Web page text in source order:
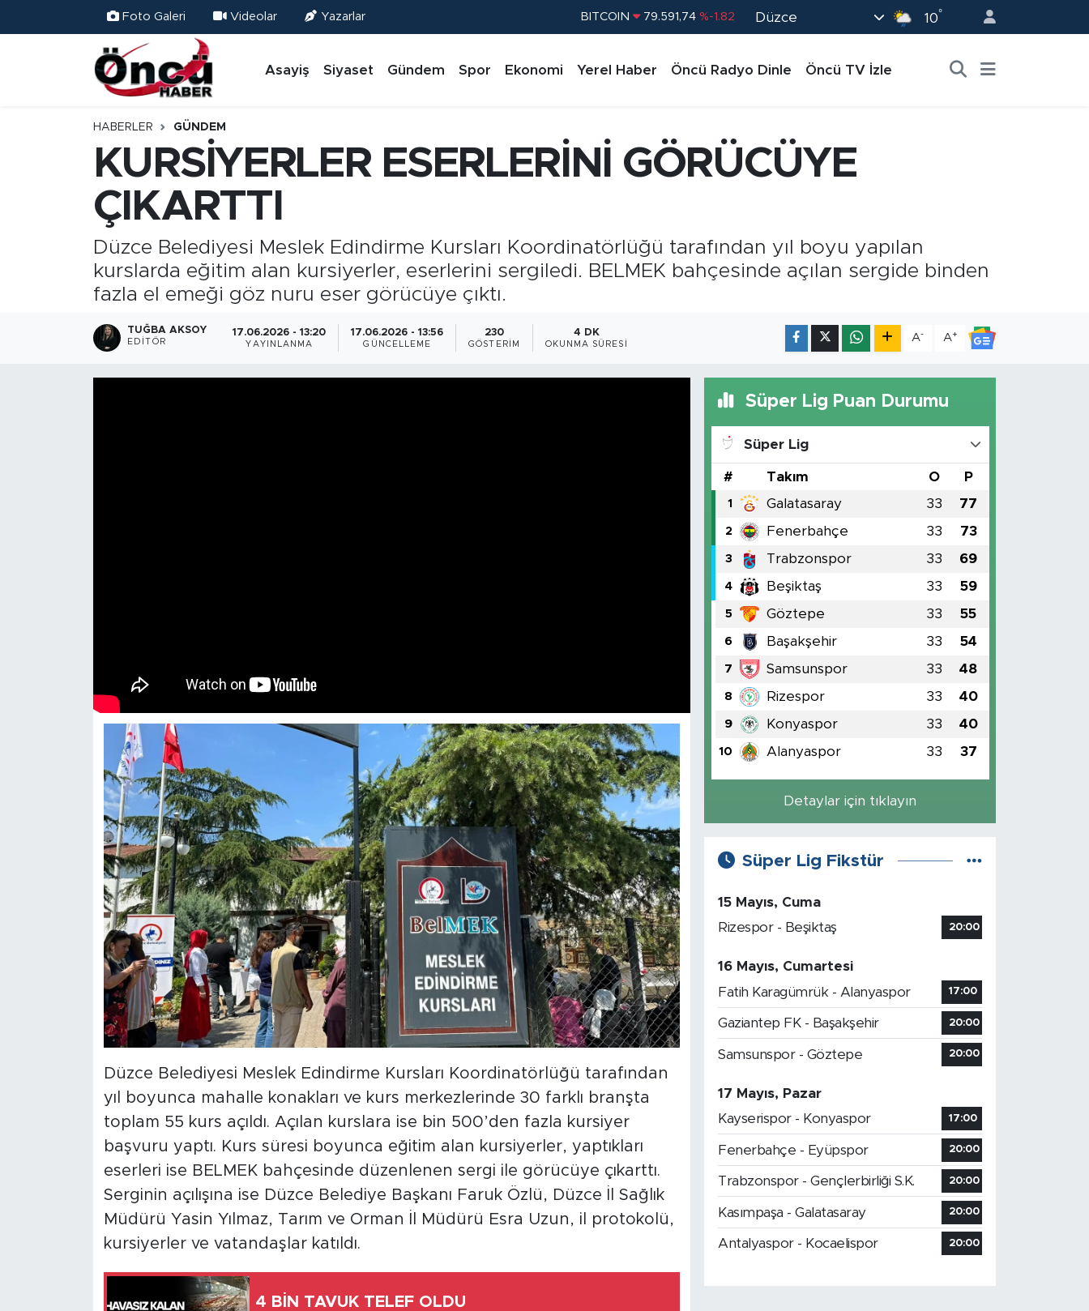
Foto Galeri Videolar Yazarlar DOLAR 45,43620 %0.02
STERLİN 61,60380 %0.18
BITCOIN 79.591,74 %-1.82
Düzce 10°
Asayiş Siyaset Gündem Spor Ekonomi Yerel Haber Öncü Radyo Dinle Öncü TV İzle
HABERLER GÜNDEM
KURSİYERLER ESERLERİNİ GÖRÜCÜYE
ÇIKARTTI
Düzce Belediyesi Meslek Edindirme Kursları Koordinatörlüğü tarafından yıl boyu yapılan
kurslarda eğitim alan kursiyerler, eserlerini sergiledi. BELMEK bahçesinde açılan sergide binden
fazla el emeği göz nuru eser görücüye çıktı.
TUĞBA AKSOY
EDITÖR
17.06.2026 - 13:20
YAYINLANMA
17.06.2026 - 13:56
GÜNCELLEME
230
GÖSTERIM
4 DK
OKUNMA SÜRESI
A- A+
Düzce Belediyesi Meslek Edindirme Kursları Koordinatörlüğü tarafından
yıl boyunca mahalle konakları ve kurs merkezlerinde 30 farklı branşta
toplam 55 kurs açıldı. Açılan kurslara ise bin 500’den fazla kursiyer
başvuru yaptı. Kurs süresi boyunca eğitim alan kursiyerler, yaptıkları
eserleri ise BELMEK bahçesinde düzenlenen sergi ile görücüye çıkarttı.
Serginin açılışına ise Düzce Belediye Başkanı Faruk Özlü, Düzce İl Sağlık
Müdürü Yasin Yılmaz, Tarım ve Orman İl Müdürü Esra Uzun, il protokolü,
kursiyerler ve vatandaşlar katıldı.
4 BİN TAVUK TELEF OLDU
Süper Lig Puan Durumu
Süper Lig
# Takım O P
1 Galatasaray 33 77
2 Fenerbahçe 33 73
3 Trabzonspor 33 69
4 Beşiktaş 33 59
5 Göztepe 33 55
6 Başakşehir 33 54
7 Samsunspor 33 48
8 Rizespor 33 40
9 Konyaspor 33 40
10 Alanyaspor 33 37
Detaylar için tıklayın
Süper Lig Fikstür
15 Mayıs, Cuma
Rizespor - Beşiktaş
20:00
16 Mayıs, Cumartesi
Fatih Karagümrük - Alanyaspor
17:00
Gaziantep FK - Başakşehir 20:00
Samsunspor - Göztepe 20:00
17 Mayıs, Pazar
Kayserispor - Konyaspor
17:00
Fenerbahçe - Eyüpspor 20:00
Trabzonspor - Gençlerbirliği S.K. 20:00
Kasımpaşa - Galatasaray 20:00
Antalyaspor - Kocaelispor 20:00
Yerel Haber
Öncü TV İzle
Düzce Nöbetçi Eczaneler
Düzce Hava Durumu
Düzce Namaz Vakitleri
Süper Lig Puan Durumu ve Fikstür
Tüm Manşetler
Haber Arşivi